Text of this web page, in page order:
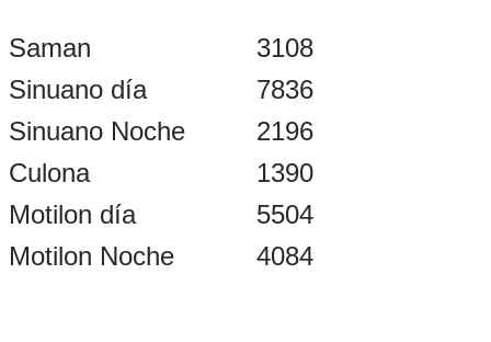
Saman
Sinuano día
Sinuano Noche
Culona
Motilon día
Motilon Noche
3108
7836
2196
1390
5504
4084